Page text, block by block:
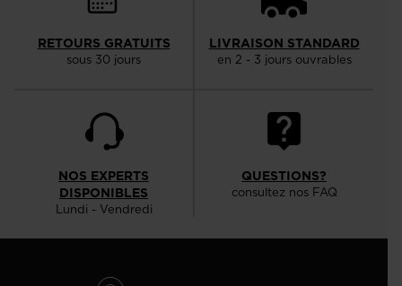
RETOURS GRATUITS
sous 30 jours
LIVRAISON STANDARD
en 2 - 3 jours ouvrables
NOS EXPERTS
DISPONIBLES
Lundi - Vendredi
QUESTIONS?
consultez nos FAQ